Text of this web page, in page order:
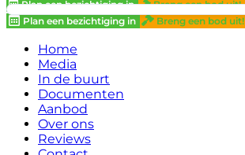
Plan een bezichtiging in Breng een bod uit!
Plan een bezichtiging in
Breng een bod uit!
Home
Media
In de buurt
Documenten
Aanbod
Over ons
Reviews